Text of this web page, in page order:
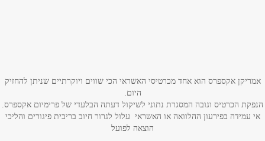
נושא *
אנא חזרו אלי בקשר ל...
אמריקן אקספרס הוא אחד מכרטיסי האשראי הכי שווים ויוקרתיים שניתן להחזיק
היום.
הנפקת הכרטיס וגובה המסגרת נתוני לשיקול דעתה הבלעדי של פרימיום אקספרס.
אי עמידה בפירעון ההלוואה או האשראי עלול לגרור חיוב בריבית פיגורים והליכי
הוצאה לפועל